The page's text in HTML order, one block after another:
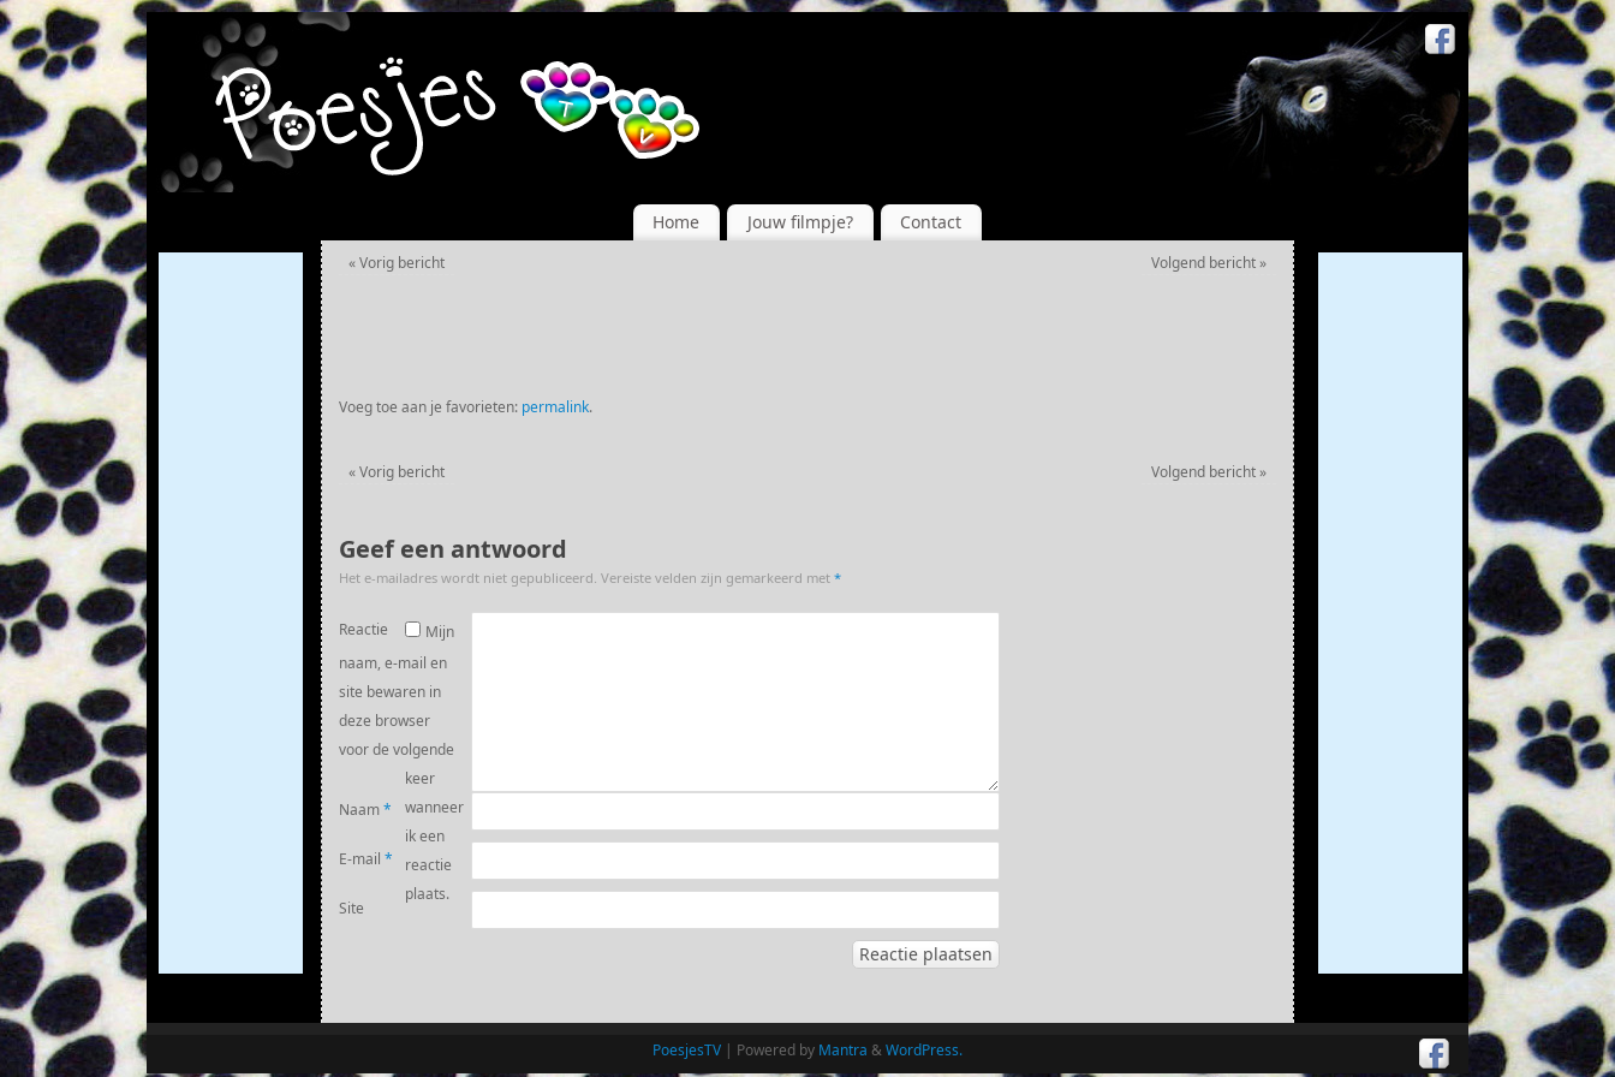
Home Jouw filmpje? Contact
«Vorig bericht Volgend bericht»
Voeg toe aan je favorieten: permalink.
«Vorig bericht Volgend bericht»
Geef een antwoord
Het e-mailadres wordt niet gepubliceerd. Vereiste velden zijn gemarkeerd met *
Reactie
Naam*
E-mail *
Site
Mijn
naam, e-mail en
site bewaren in
deze browser
voor de volgende
keer
wanneer
ik een
reactie
plaats.
PoesjesTV | Powered by Mantra &WordPress.